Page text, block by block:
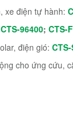
xe điện tự hành:
CTS-96400;CTS-
điện gió:
cho ứng cứu,